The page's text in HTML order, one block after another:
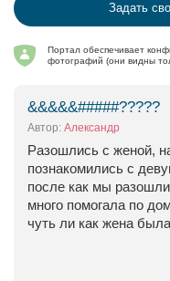
Задать
Портал обеспечивает
фотографий (они видны
&&&&&#####?????
Автор: Александр
Разошлись с женой,
познакомились с
после как мы
много помогала по
чуть ли как жена